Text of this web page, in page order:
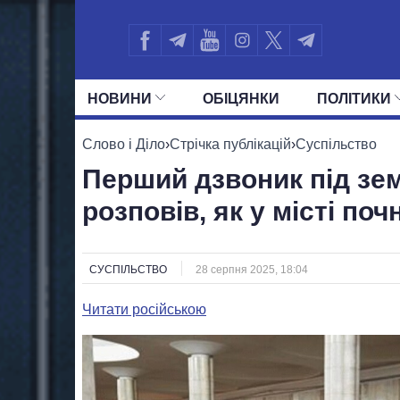
НОВИНИ ОБIЦЯНКИ ПОЛIТИКИ
УСІ ПОЛІТИКИ ПРЕЗИДЕНТ І ОФІС
Слово і Діло›Стрічка публікацій›Суспільство
Перший дзвоник під
розповів, як у місті
СУСПІЛЬСТВО 28 серпня 2025, 18:04
Читати російською